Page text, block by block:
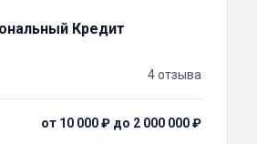
Кредит
4 отзыва
от 10 000 ₽ до 2 000 000 ₽